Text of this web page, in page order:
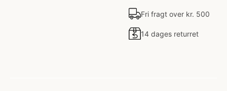
Fri fragt over kr. 500
14 dages returret